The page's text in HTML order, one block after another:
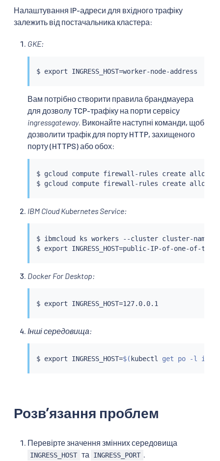
Налаштування IP-адреси для вхідного трафіку
залежить від постачальника кластера:
GKE:
$ export INGRESS_HOST=
Вам потрібно створити правила брандмауера
для дозволу TCP-трафіку на порти сервісу
ingressgateway. Виконайте наступні команди, щоб
дозволити трафік для порту HTTP, захищеного
порту (HTTPS) або обох:
$ gcloud compute firewall-rules create allow-
$ gcloud compute firewall-rules create allow-
IBM Cloud Kubernetes Service:
$ ibmcloud ks workers --cluster cluster-name-
$ export INGRESS_HOST=
Docker For Desktop:
$ export INGRESS_HOST=
Інші середовища:
$ export INGRESS_HOST=$( kubectl get po -l
Розвʼязання проблем
Перевірте значення змінних середовища
INGRESS_HOST та INGRESS_PORT .